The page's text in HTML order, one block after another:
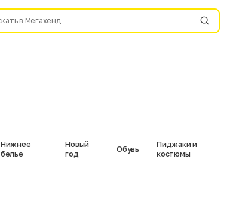
Нижнее
белье
Новый
год
Обувь
Пиджаки и
костюмы